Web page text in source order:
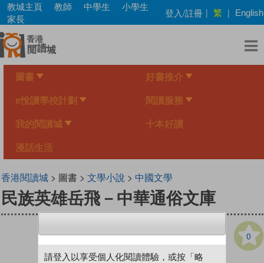
Skip
main
content
教城主頁 教師 中學生
小學生
家長
登入/註冊 | 繁 | English
圖書 好書推介
e悅讀學校計劃 閱讀服務
我的閱讀城 十本好讀
漫話生活
香港閱讀城> 圖書 > 文學小說 > 中國文學
民族英雄岳飛－中華通俗文庫
0
請登入以享受個人化閱讀體驗，或按「略